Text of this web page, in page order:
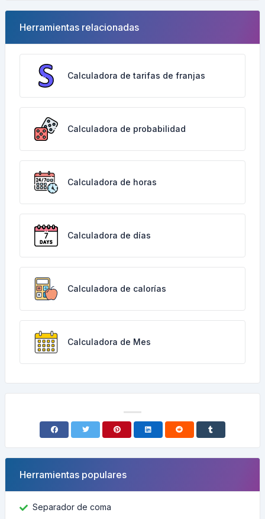
Herramientas relacionadas
Calculadora de tarifas de franjas
Calculadora de probabilidad
Calculadora de horas
Calculadora de días
Calculadora de calorías
Calculadora de Mes
Herramientas populares
Separador de coma